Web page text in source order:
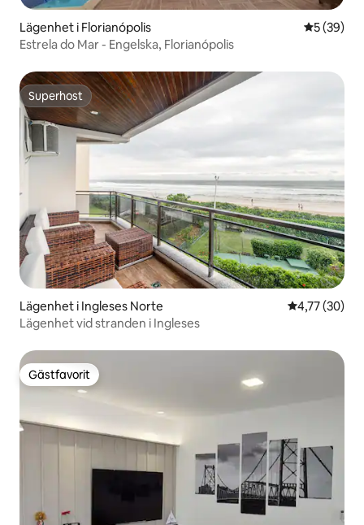
Lägenhet i Florianópolis 5 av 5 i
5 (39)
Estrela do Mar - Engelska, Florianópolis
Superhost
Superhost
Lägenhet i Ingleses Norte 4,77 av 5 i
4,77 (30)
Lägenhet vid stranden i Ingleses
Gästfavorit
Gästfavorit